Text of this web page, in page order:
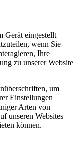
Gerät eingestellt
wenn Sie
Ihre
zu unserer Website
um
Einstellungen
Arten von
unseren Websites
können.